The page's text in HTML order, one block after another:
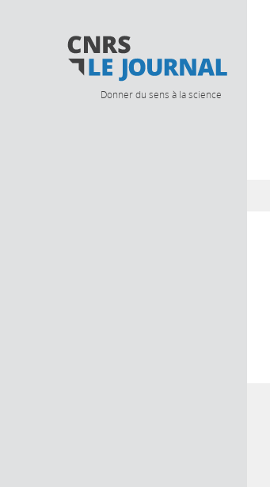
Donner du sens à la science